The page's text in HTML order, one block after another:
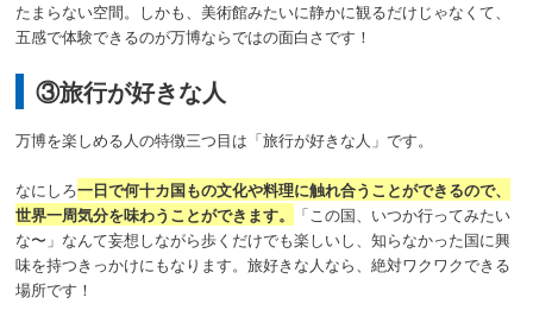
たまらない空間。 しかも、美術館みたいに静かに観るだけじゃなくて、
五感で体験できるのが万博ならではの面白さです！
③旅行が好きな人
万博を楽しめる人の特徴三つ目は「旅行が好きな人」です。
なにしろ一日で何十カ国もの文化や料理に触れ合うことができるので、
世界一周気分を味わうことができます。
「この国、いつか行ってみたい
な〜」なんて妄想しながら歩くだけでも楽しいし、知らなかった国に興
味を持つきっかけにもなります。旅好きな人なら、絶対ワクワクできる
場所です！